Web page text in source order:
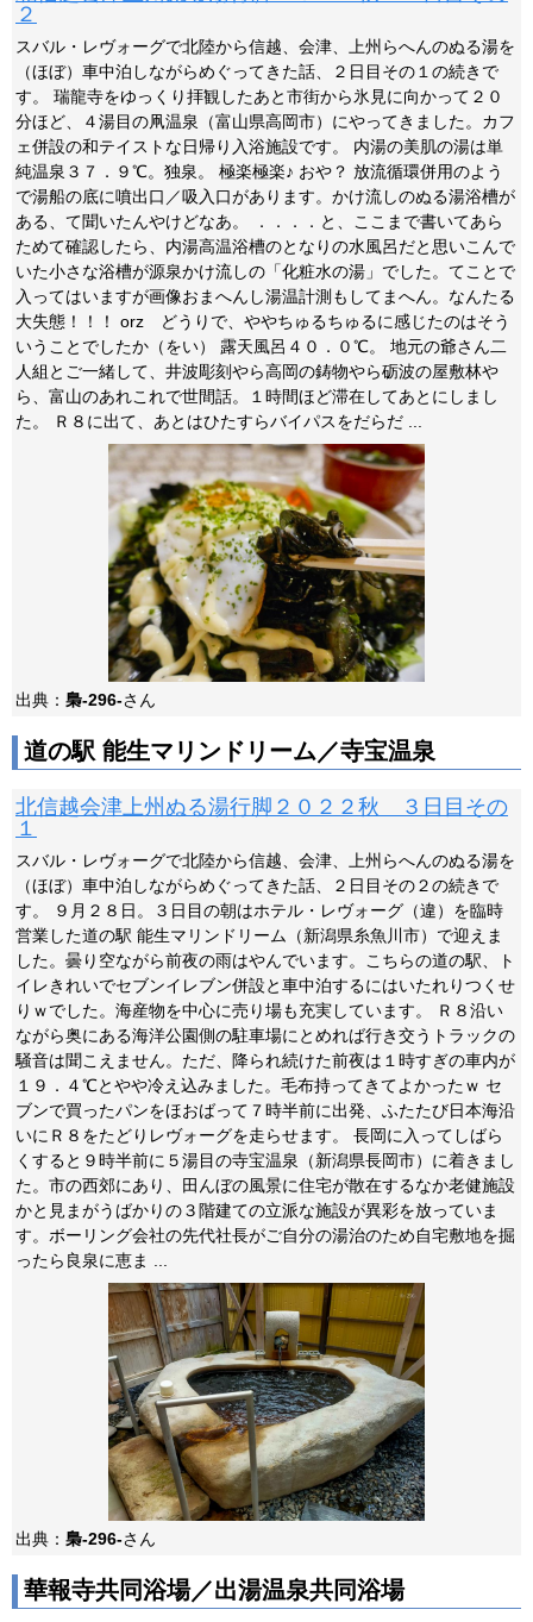
２
スバル・レヴォーグで北陸から信越、会津、上州らへんのぬる湯を
（ほぼ）車中泊しながらめぐってきた話、２日目その１の続きで
す。 瑞龍寺をゆっくり拝観したあと市街から氷見に向かって２０
分ほど、４湯目の凧温泉（富山県高岡市）にやってきました。カフ
ェ併設の和テイストな日帰り入浴施設です。 内湯の美肌の湯は単
純温泉３７．９℃。独泉。 極楽極楽♪ おや？ 放流循環併用のよう
で湯船の底に噴出口／吸入口があります。かけ流しのぬる湯浴槽が
ある、て聞いたんやけどなあ。 ．．．．と、ここまで書いてあら
ためて確認したら、内湯高温浴槽のとなりの水風呂だと思いこんで
いた小さな浴槽が源泉かけ流しの「化粧水の湯」でした。てことで
入ってはいますが画像おまへんし湯温計測もしてまへん。なんたる
大失態！！！ orz どうりで、ややちゅるちゅるに感じたのはそう
いうことでしたか（をい） 露天風呂４０．０℃。 地元の爺さん二
人組とご一緒して、井波彫刻やら高岡の鋳物やら砺波の屋敷林や
ら、富山のあれこれで世間話。１時間ほど滞在してあとにしまし
た。 Ｒ８に出て、あとはひたすらバイパスをだらだ ...
出典： 梟-296-さん
道の駅 能生マリンドリーム／寺宝温泉
北信越会津上州ぬる湯行脚２０２２秋 ３日目その
１
スバル・レヴォーグで北陸から信越、会津、上州らへんのぬる湯を
（ほぼ）車中泊しながらめぐってきた話、２日目その２の続きで
す。 ９月２８日。３日目の朝はホテル・レヴォーグ（違）を臨時
営業した道の駅 能生マリンドリーム（新潟県糸魚川市）で迎えま
した。曇り空ながら前夜の雨はやんでいます。こちらの道の駅、ト
イレきれいでセブンイレブン併設と車中泊するにはいたれりつくせ
りｗでした。海産物を中心に売り場も充実しています。 Ｒ８沿い
ながら奥にある海洋公園側の駐車場にとめれば行き交うトラックの
騒音は聞こえません。ただ、降られ続けた前夜は１時すぎの車内が
１９．４℃とやや冷え込みました。毛布持ってきてよかったｗ セ
ブンで買ったパンをほおばって７時半前に出発、ふたたび日本海沿
いにＲ８をたどりレヴォーグを走らせます。 長岡に入ってしばら
くすると９時半前に５湯目の寺宝温泉（新潟県長岡市）に着きまし
た。市の西郊にあり、田んぼの風景に住宅が散在するなか老健施設
かと見まがうばかりの３階建ての立派な施設が異彩を放っていま
す。ボーリング会社の先代社長がご自分の湯治のため自宅敷地を掘
ったら良泉に恵ま ...
出典： 梟-296-さん
華報寺共同浴場／出湯温泉共同浴場